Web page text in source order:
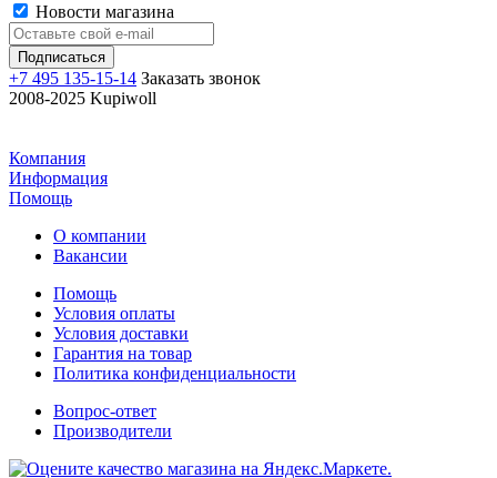
Новости магазина
+7 495 135-15-14 Заказать звонок
2008-2025 Kupiwoll
Компания
Информация
Помощь
О компании
Вакансии
Помощь
Условия оплаты
Условия доставки
Гарантия на товар
Политика конфиденциальности
Вопрос-ответ
Производители